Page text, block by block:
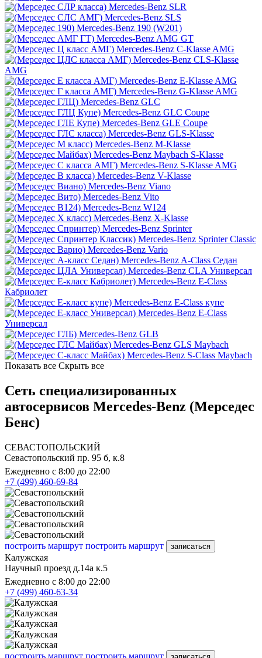
Mercedes-Benz SLR
Mercedes-Benz SLS
Mercedes-Benz 190 (W201)
Mercedes-Benz AMG GT
Mercedes-Benz C-Klasse AMG
Mercedes-Benz CLS-Klasse
AMG
Mercedes-Benz E-Klasse AMG
Mercedes-Benz G-Klasse AMG
Mercedes-Benz GLC
Mercedes-Benz GLC Coupe
Mercedes-Benz GLE Coupe
Mercedes-Benz GLS-Klasse
Mercedes-Benz M-Klasse
Mercedes-Benz Maybach S-Klasse
Mercedes-Benz S-Klasse AMG
Mercedes-Benz V-Klasse
Mercedes-Benz Viano
Mercedes-Benz Vito
Mercedes-Benz W124
Mercedes-Benz X-Klasse
Mercedes-Benz Sprinter
Mercedes-Benz Sprinter Classic
Mercedes-Benz Vario
Mercedes-Benz A-Class Седан
Mercedes-Benz CLA Универсал
Mercedes-Benz E-Class
Кабриолет
Mercedes-Benz E-Class купе
Mercedes-Benz E-Class
Универсал
Mercedes-Benz GLB
Mercedes-Benz GLS Maybach
Mercedes-Benz S-Class Maybach
Показать все Скрыть все
Сеть специализированных
автосервисов Mercedes-Benz (Мерседес
Бенс)
СЕВАСТОПОЛЬСКИЙ
Севастопольский пр. 95 б, к.8
Ежедневно с 8:00 до 22:00
+7 (499) 460-69-84
построить маршрут построить маршрут записаться
Калужская
Научный проезд д.14а к.5
Ежедневно с 8:00 до 22:00
+7 (499) 460-63-34
построить маршрут построить маршрут